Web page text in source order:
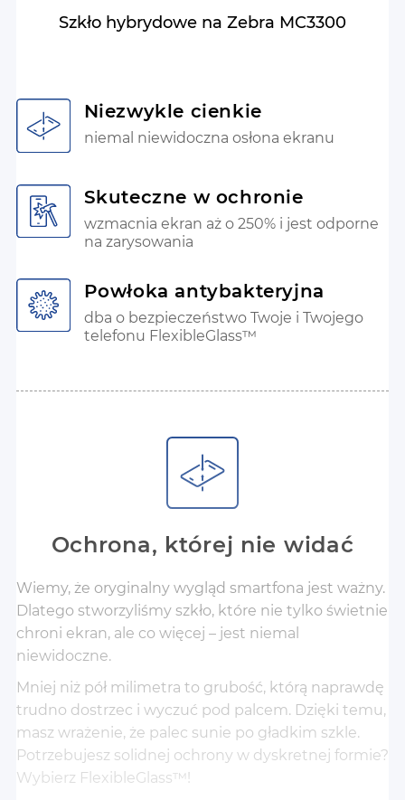
Szkło hybrydowe na Zebra MC3300
Niezwykle cienkie
niemal niewidoczna osłona ekranu
Skuteczne w ochronie
wzmacnia ekran aż o 250% i jest odporne
na zarysowania
Powłoka antybakteryjna
dba o bezpieczeństwo Twoje i Twojego
telefonu FlexibleGlass™
Ochrona, której nie widać
Wiemy, że oryginalny wygląd smartfona jest ważny.
Dlatego stworzyliśmy szkło, które nie tylko świetnie
chroni ekran, ale co więcej – jest niemal
niewidoczne.
Mniej niż pół milimetra to grubość, którą naprawdę
trudno dostrzec i wyczuć pod palcem. Dzięki temu,
masz wrażenie, że palec sunie po gładkim szkle.
Potrzebujesz solidnej ochrony w dyskretnej formie?
Wybierz FlexibleGlass™!